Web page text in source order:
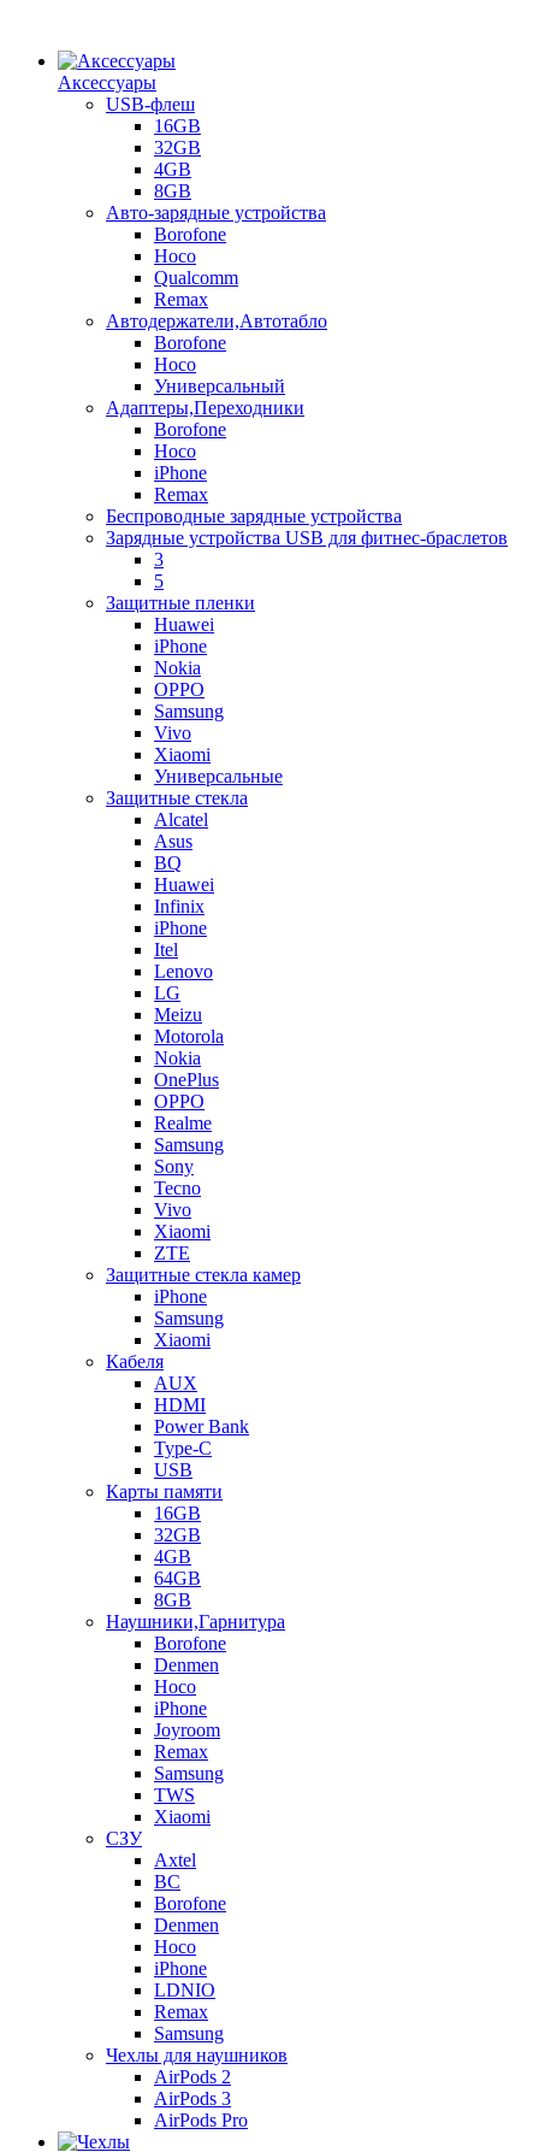
Аксессуары
USB-флеш
16GB
32GB
4GB
8GB
Авто-зарядные устройства
Borofone
Hoco
Qualcomm
Remax
Автодержатели,Автотабло
Borofone
Hoco
Универсальный
Адаптеры,Переходники
Borofone
Hoco
iPhone
Remax
Беспроводные зарядные устройства
Зарядные устройства USB для фитнес-браслетов
3
5
Защитные пленки
Huawei
iPhone
Nokia
OPPO
Samsung
Vivo
Xiaomi
Универсальные
Защитные стекла
Alcatel
Asus
BQ
Huawei
Infinix
iPhone
Itel
Lenovo
LG
Meizu
Motorola
Nokia
OnePlus
OPPO
Realme
Samsung
Sony
Tecno
Vivo
Xiaomi
ZTE
Защитные стекла камер
iPhone
Samsung
Xiaomi
Кабеля
AUX
HDMI
Power Bank
Type-C
USB
Карты памяти
16GB
32GB
4GB
64GB
8GB
Наушники,Гарнитура
Borofone
Denmen
Hoco
iPhone
Joyroom
Remax
Samsung
TWS
Xiaomi
СЗУ
Axtel
BC
Borofone
Denmen
Hoco
iPhone
LDNIO
Remax
Samsung
Чехлы для наушников
AirPods 2
AirPods 3
AirPods Pro